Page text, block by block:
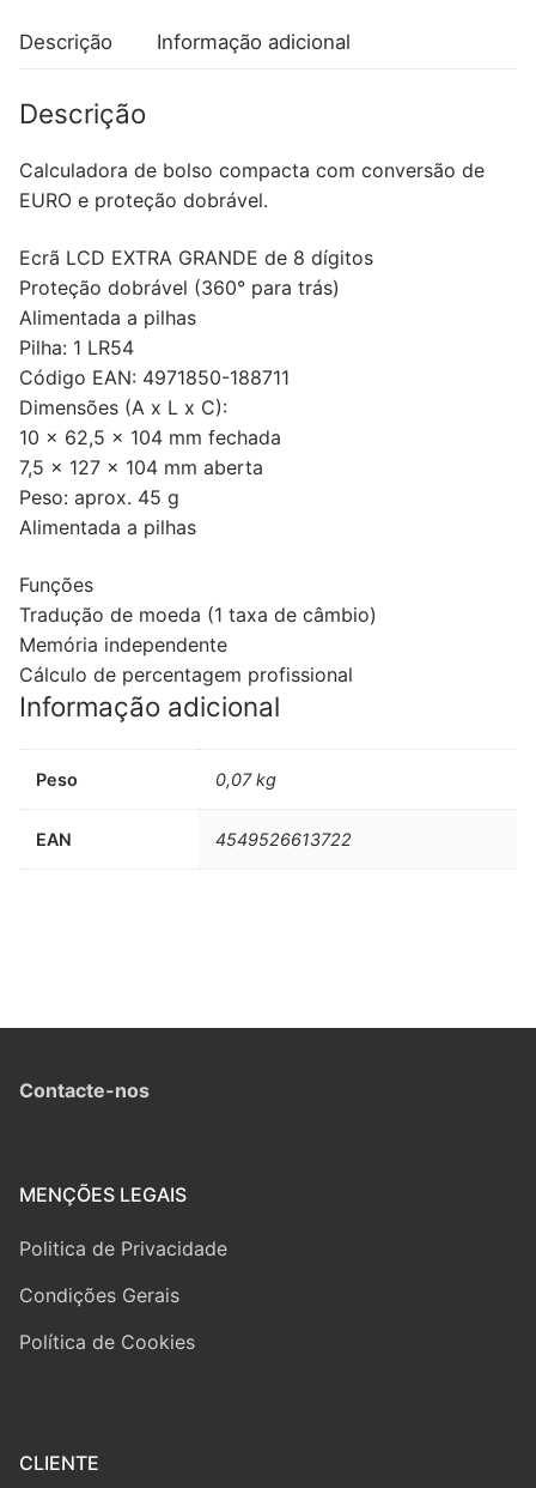
Descrição Informação adicional
Descrição
Calculadora de bolso compacta com conversão de
EURO e proteção dobrável.
Ecrã LCD EXTRA GRANDE de 8 dígitos
Proteção dobrável (360° para trás)
Alimentada a pilhas
Pilha: 1 LR54
Código EAN: 4971850-188711
Dimensões (A x L x C):
10 x 62,5 x 104 mm fechada
7,5 x 127 x 104 mm aberta
Peso: aprox. 45 g
Alimentada a pilhas
Funções
Tradução de moeda (1 taxa de câmbio)
Memória independente
Cálculo de percentagem profissional
Informação adicional
Peso 0,07 kg
EAN 4549526613722
Contacte-nos
MENÇÕES LEGAIS
Politica de Privacidade
Condições Gerais
Política de Cookies
CLIENTE